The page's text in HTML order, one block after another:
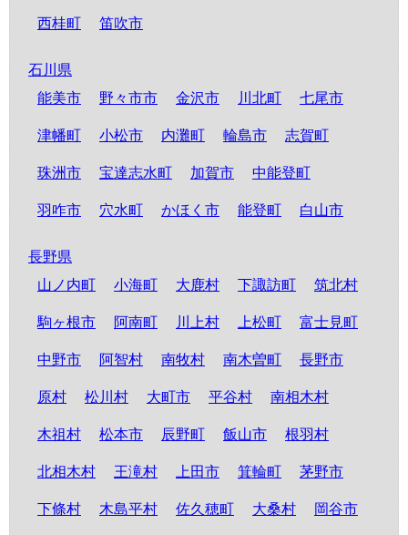
西桂町 笛吹市
石川県
能美市
野々市市 金沢市 川北町 七尾市
津幡町 小松市 内灘町 輪島市 志賀町
珠洲市 宝達志水町 加賀市 中能登町
羽咋市 穴水町 かほく市 能登町 白山市
長野県
山ノ内町
小海町 大鹿村 下諏訪町 筑北村
駒ヶ根市 阿南町 川上村 上松町 富士見町
中野市 阿智村 南牧村 南木曽町 長野市
原村 松川村 大町市 平谷村 南相木村
木祖村 松本市 辰野町 飯山市 根羽村
北相木村 王滝村 上田市 箕輪町 茅野市
下條村 木島平村 佐久穂町 大桑村 岡谷市